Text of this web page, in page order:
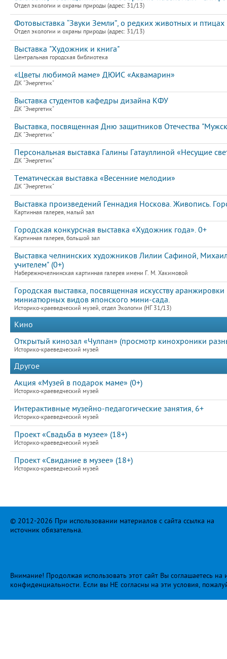
Отдел экологии и охраны природы (адрес: 31/13)
Фотовыставка “Звуки Земли”, о редких животных и
Отдел экологии и охраны природы (адрес: 31/13)
Выставка "Художник и книга"
Центральная городская библиотека
«Цветы любимой маме» ДЮИС «Аквамарин»
ДК "Энергетик"
Выставка студентов кафедры дизайна КФУ
ДК "Энергетик"
Выставка, посвященная Дню защитников Отечества
ДК "Энергетик"
Персональная выставка Галины Гатауллиной «Несущие
ДК "Энергетик"
Тематическая выставка «Весенние мелодии»
ДК "Энергетик"
Выставка произведений Геннадия Носкова. Живопись.
Картинная галерея, малый зал
Городская конкурсная выставка «Художник года». 0+
Картинная галерея, большой зал
Выставка челнинских художников Лилии Сафиной,
учителем" (0+)
Набережночелнинская картинная галерея имени Г. М. Хакимовой
Городская выставка, посвященная искусству
миниатюрных видов японского мини-сада.
Историко-краеведческий музей, отдел Экологии (НГ 31/13)
Кино
Открытый кинозал «Чулпан» (просмотр кинохроники
Историко-краеведческий музей
Другое
Акция «Музей в подарок маме» (0+)
Историко-краеведческий музей
Интерактивные музейно-педагогические занятия, 6+
Историко-краеведческий музей
Проект «Свадьба в музее» (18+)
Историко-краеведческий музей
Проект «Свидание в музее» (18+)
Историко-краеведческий музей
© 2012-2026 При использовании материалов с сайта ссылка на
источник обязательна.
Внимание! Продолжая использовать этот сайт Вы соглашаетесь
конфиденциальности. Если вы НЕ согласны на эти условия,